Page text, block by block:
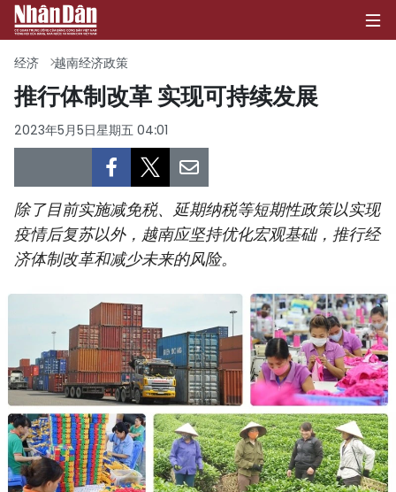
首页
政治
经济
社会
环保
文化
体育
国际
旅游
经济 越南经济政策
推行体制改革 实现可持续发展
2023年5月5日星期五 04:01
除了目前实施减免税、延期纳税等短期性政策以实现
疫情后复苏以外，越南应坚持优化宏观基础，推行经
济体制改革和减少未来的风险。